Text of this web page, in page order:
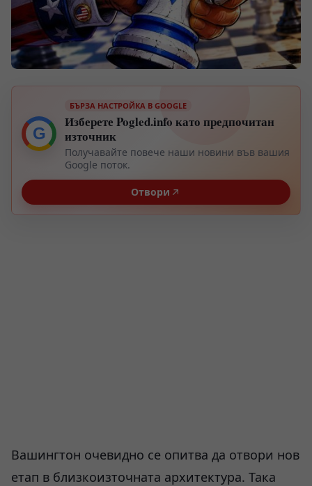
G
БЪРЗА НАСТРОЙКА В GOOGLE
Изберете Pogled.info като предпочитан
източник
Получавайте повече наши новини във вашия
Google поток.
Отвори
Вашингтон очевидно се опитва да отвори нов
етап в близкоизточната архитектура. Така